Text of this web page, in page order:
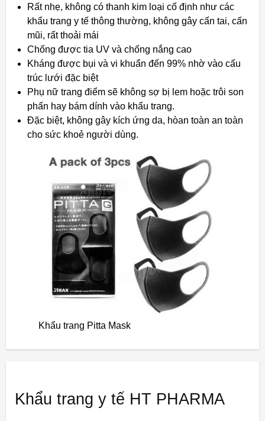
Rất nhẹ, không có thanh kim loại cố định như các
khẩu trang y tế thông thường, không gây cấn tai, cấn
mũi, rất thoải mái
Chống được tia UV và chống nắng cao
Kháng được bụi và vi khuẩn đến 99% nhờ vào cấu
trúc lưới đặc biệt
Phụ nữ trang điểm sẽ không sợ bị lem hoặc trôi son
phấn hay bám dính vào khẩu trang.
Đặc biệt, không gây kích ứng da, hòan toàn an toàn
cho sức khoẻ người dùng.
Khẩu trang Pitta Mask
Khẩu trang y tế HT PHARMA